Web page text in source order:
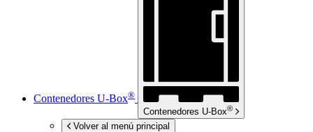
Contenedores U-Box®
Contenedores U-Box®
Volver al menú principal